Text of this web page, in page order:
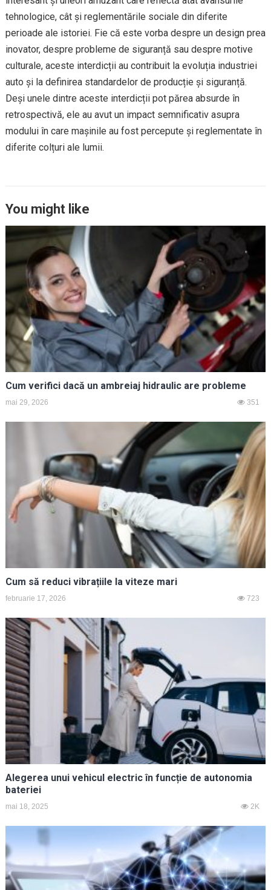
tehnologice, cât și reglementările sociale din diferite
perioade ale istoriei. Fie că este vorba despre un design prea
inovator, despre probleme de siguranță sau despre motive
culturale, aceste interdicții au contribuit la evoluția industriei
auto și la definirea standardelor de producție și siguranță.
Deși unele dintre aceste interdicții pot părea absurde în
retrospectivă, ele au avut un impact semnificativ asupra
modului în care mașinile au fost percepute și reglementate în
diferite colțuri ale lumii.
You might like
Cum verifici dacă un ambreiaj hidraulic are probleme
mai 29, 2026 351
Cum să reduci vibrațiile la viteze mari
februarie 17, 2026 723
Alegerea unui vehicul electric în funcție de autonomia
bateriei
mai 18, 2025 2K